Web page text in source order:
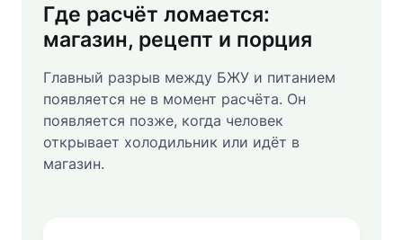
Где расчёт ломается:
магазин, рецепт и порция
Главный разрыв между БЖУ и питанием
появляется не в момент расчёта. Он
появляется позже, когда человек
открывает холодильник или идёт в
магазин.